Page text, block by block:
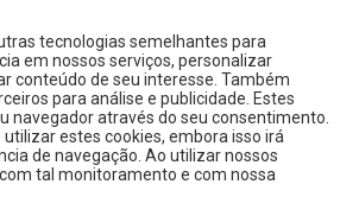
tecnologias semelhantes para
em nossos serviços, personalizar
conteúdo de seu interesse. Também
para análise e publicidade. Estes
navegador através do seu consentimento.
estes cookies, embora isso irá
de navegação. Ao utilizar nossos
tal monitoramento e com nossa